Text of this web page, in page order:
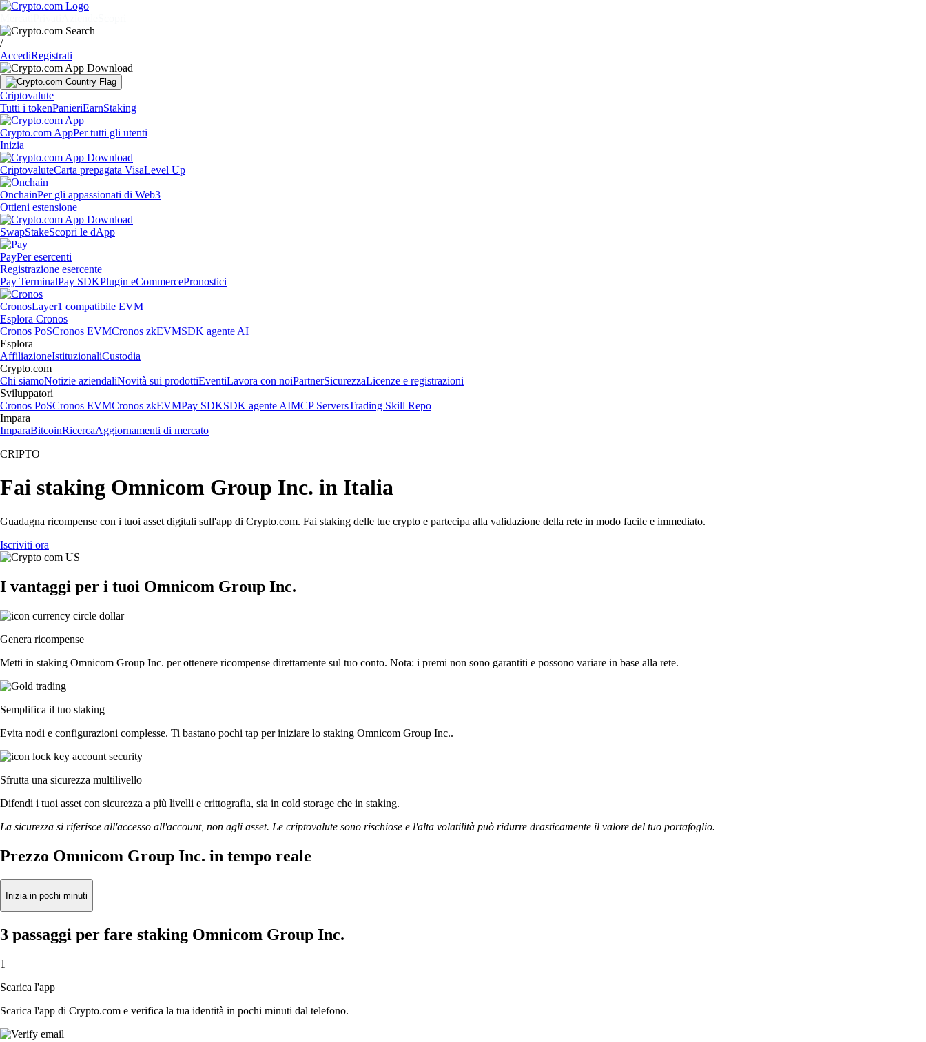
/
AccediRegistrati
Criptovalute
Tutti i tokenPanieriEarnStaking
Crypto.com AppPer tutti gli utenti
Inizia
CriptovaluteCarta prepagata VisaLevel Up
OnchainPer gli appassionati di Web3
Ottieni estensione
SwapStakeScopri le dApp
PayPer esercenti
Registrazione esercente
Pay TerminalPay SDKPlugin eCommercePronostici
CronosLayer1 compatibile EVM
Esplora Cronos
Cronos PoSCronos EVMCronos zkEVMSDK agente AI
Esplora
AffiliazioneIstituzionaliCustodia
Crypto.com
Chi siamoNotizie aziendaliNovità sui prodottiEventiLavora con noiPartnerSicurezzaLicenze e registrazioni
Sviluppatori
Cronos PoSCronos EVMCronos zkEVMPay SDKSDK agente AIMCP ServersTrading Skill Repo
Impara
ImparaBitcoinRicercaAggiornamenti di mercato
CRIPTO
Fai staking Omnicom Group Inc. in Italia
Guadagna ricompense con i tuoi asset digitali sull'app di Crypto.com. Fai staking delle tue crypto e partecipa alla validazione della rete in modo facile e immediato.
Iscriviti ora
I vantaggi per i tuoi Omnicom Group Inc.
Genera ricompense
Metti in staking Omnicom Group Inc. per ottenere ricompense direttamente sul tuo conto. Nota: i premi non sono garantiti e possono variare in base alla rete.
Semplifica il tuo staking
Evita nodi e configurazioni complesse. Ti bastano pochi tap per iniziare lo staking Omnicom Group Inc..
Sfrutta una sicurezza multilivello
Difendi i tuoi asset con sicurezza a più livelli e crittografia, sia in cold storage che in staking.
La sicurezza si riferisce all'accesso all'account, non agli asset. Le criptovalute sono rischiose e l'alta volatilità può ridurre drasticamente il valore del tuo portafoglio.
Prezzo Omnicom Group Inc. in tempo reale
Inizia in pochi minuti
3 passaggi per fare staking Omnicom Group Inc.
1
Scarica l'app
Scarica l'app di Crypto.com e verifica la tua identità in pochi minuti dal telefono.